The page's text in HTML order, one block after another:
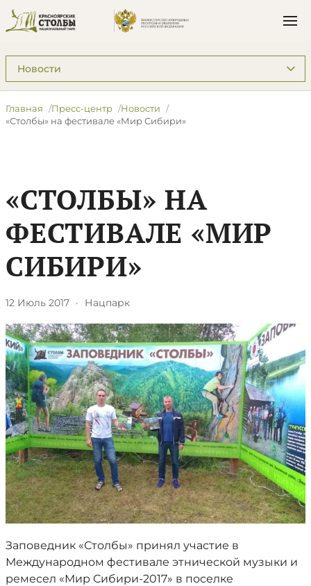
Подразделы: Пресс-центр
Главная Пресс-центр
Новости
​«Столбы» на фестивале «Мир Сибири»
​«СТОЛБЫ» НА
ФЕСТИВАЛЕ «МИР
СИБИРИ»
12 Июль 2017 · Нацпарк
Заповедник «Столбы» принял участие в
Международном фестивале этнической музыки и
ремесел «Мир Сибири-2017» в поселке